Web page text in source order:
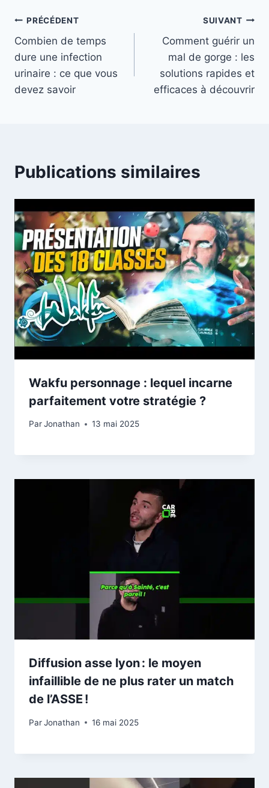
Navigation
de
l’article
PRÉCÉDENT
Combien de temps
dure une infection
urinaire : ce que vous
devez savoir
SUIVANT
Comment guérir un
mal de gorge : les
solutions rapides et
efficaces à découvrir
Publications similaires
Wakfu personnage : lequel incarne
parfaitement votre stratégie ?
ParJonathan 13 mai 2025
Diffusion asse lyon : le moyen
infaillible de ne plus rater un match
de l’ASSE !
ParJonathan 16 mai 2025